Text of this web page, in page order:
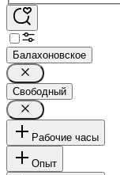
Балахоновское
Свободный
Рабочие часы
Опыт